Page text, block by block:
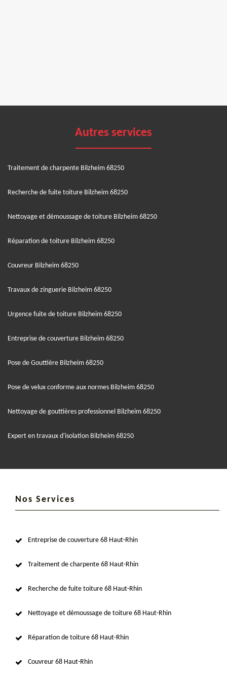
Autres services
Traitement de charpente Bilzheim 68250
Recherche de fuite toiture Bilzheim 68250
Nettoyage et démoussage de toiture Bilzheim 68250
Réparation de toiture Bilzheim 68250
Couvreur Bilzheim 68250
Travaux de zinguerie Bilzheim 68250
Urgence fuite de toiture Bilzheim 68250
Entreprise de couverture Bilzheim 68250
Pose de Gouttière Bilzheim 68250
Pose de velux conforme aux normes Bilzheim 68250
Nettoyage de gouttières professionnel Bilzheim 68250
Expert en travaux d'isolation Bilzheim 68250
Nos Services
Entreprise de couverture 68 Haut-Rhin
Traitement de charpente 68 Haut-Rhin
Recherche de fuite toiture 68 Haut-Rhin
Nettoyage et démoussage de toiture 68 Haut-Rhin
Réparation de toiture 68 Haut-Rhin
Couvreur 68 Haut-Rhin